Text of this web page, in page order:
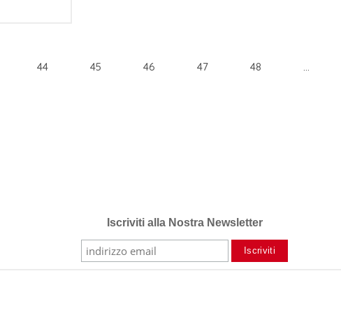
44 45 46 47 48 ...
Iscriviti alla Nostra Newsletter